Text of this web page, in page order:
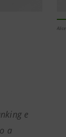
e
a